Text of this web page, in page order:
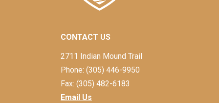
CONTACT US
2711 Indian Mound Trail
Phone: (305) 446-9950
Fax: (305) 482-6183
Email Us